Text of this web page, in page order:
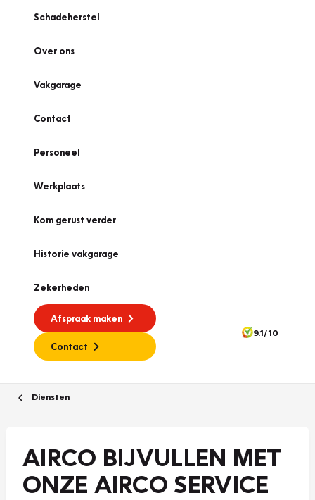
Schadeherstel
Over ons
Vakgarage
Contact
Personeel
Werkplaats
Kom gerust verder
Historie vakgarage
Zekerheden
Afspraak maken
Contact
9.1/10
Diensten
AIRCO BIJVULLEN MET
ONZE AIRCO SERVICE